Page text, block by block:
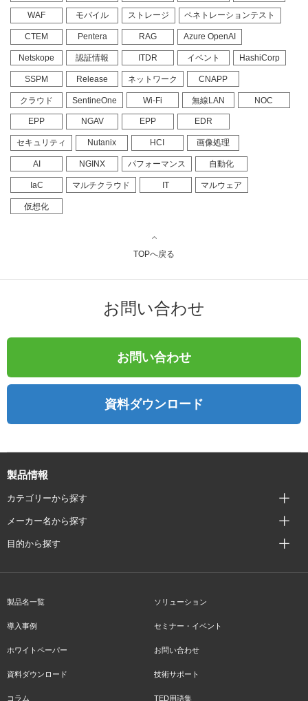
WAF モバイル ストレージ ペネトレーションテスト
CTEM Pentera RAG Azure OpenAI
Netskope 認証情報 ITDR イベント HashiCorp
SSPM Release ネットワーク CNAPP
クラウド SentineOne Wi-Fi 無線LAN NOC
EPP NGAV EPP EDR
セキュリティ Nutanix HCI 画像処理
AI NGINX パフォーマンス 自動化
IaC マルチクラウド IT マルウェア
仮想化
TOPへ戻る
お問い合わせ
お問い合わせ
資料ダウンロード
製品情報
カテゴリーから探す
メーカー名から探す
目的から探す
製品名一覧 ソリューション
導入事例 セミナー・イベント
ホワイトペーパー お問い合わせ
資料ダウンロード 技術サポート
コラム TED用語集